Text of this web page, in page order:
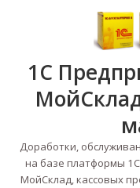
1С
Доработки,
на базе платформы
МойСклад, кассовых